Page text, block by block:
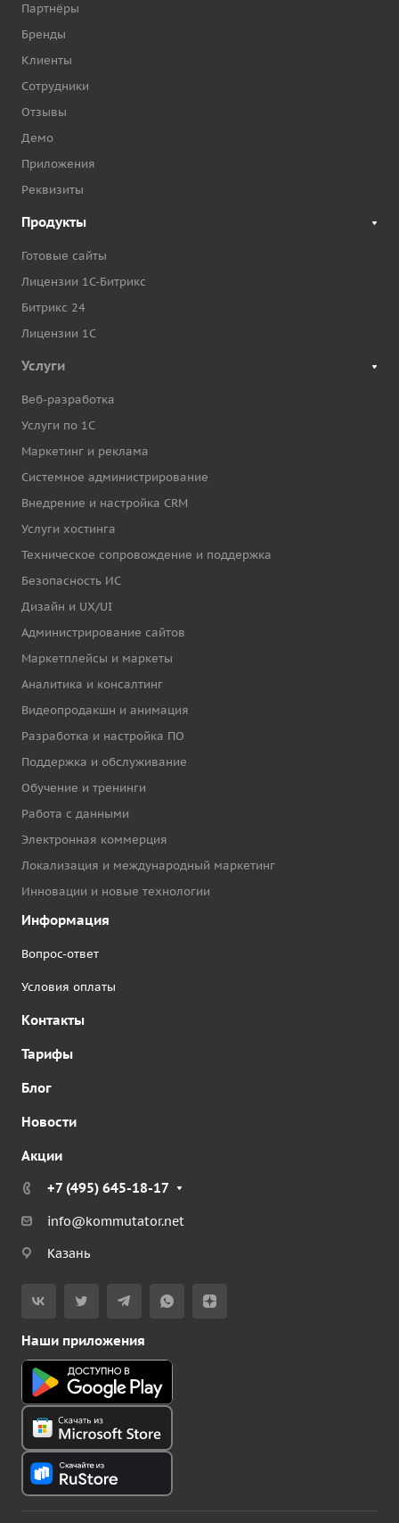
Партнёры
Бренды
Клиенты
Сотрудники
Отзывы
Демо
Приложения
Реквизиты
Продукты
Готовые сайты
Лицензии 1С-Битрикс
Битрикс 24
Лицензии 1С
Услуги
Веб-разработка
Услуги по 1С
Маркетинг и реклама
Системное администрирование
Внедрение и настройка CRM
Услуги хостинга
Техническое сопровождение и поддержка
Безопасность ИС
Дизайн и UX/UI
Администрирование сайтов
Маркетплейсы и маркеты
Аналитика и консалтинг
Видеопродакшн и анимация
Разработка и настройка ПО
Поддержка и обслуживание
Обучение и тренинги
Работа с данными
Электронная коммерция
Локализация и международный маркетинг
Инновации и новые технологии
Информация
Вопрос-ответ
Условия оплаты
Контакты
Тарифы
Блог
Новости
Акции
+7 (495) 645-18-17
info@kommutator.net
Казань
Наши приложения